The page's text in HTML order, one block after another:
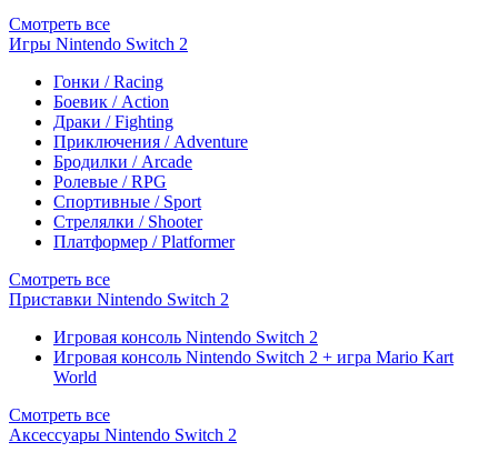
Смотреть все
Игры Nintendo Switch 2
Гонки / Racing
Боевик / Action
Драки / Fighting
Приключения / Adventure
Бродилки / Arcade
Ролевые / RPG
Спортивные / Sport
Стрелялки / Shooter
Платформер / Platformer
Смотреть все
Приставки Nintendo Switch 2
Игровая консоль Nintendo Switch 2
Игровая консоль Nintendo Switch 2 + игра Mario Kart
World
Смотреть все
Аксессуары Nintendo Switch 2